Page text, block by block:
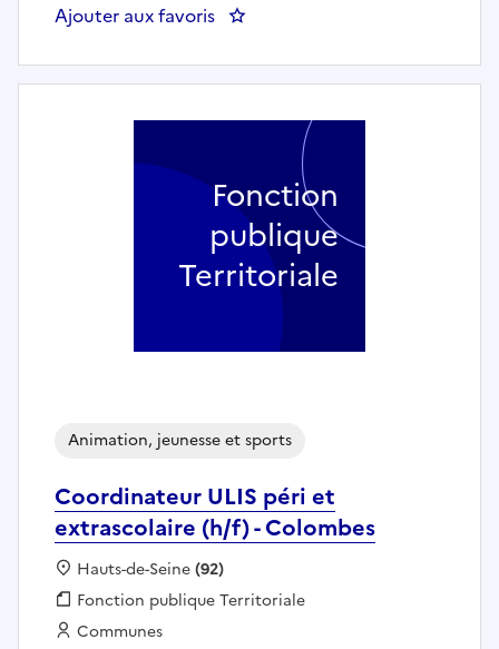
Ajouter aux favoris : Animateur enfance - jeunesse
Coordinateur ULIS péri et
extrascolaire (h/f) - Colombes
Animation, jeunesse et sports
Localisation :
Hauts-de-Seine(92)
Fonction publique :
Fonction publique Territoriale
Employeur :
Communes
Fonction
publique
Territoriale